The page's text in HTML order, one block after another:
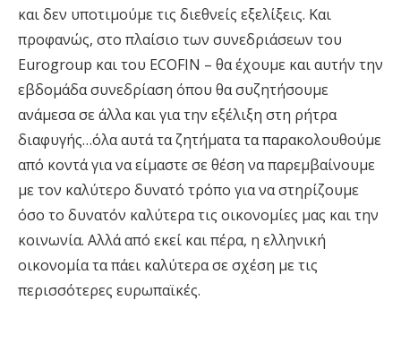
και δεν υποτιμούμε τις διεθνείς εξελίξεις. Και
προφανώς, στο πλαίσιο των συνεδριάσεων του
Eurogroup και του ECOFIN – θα έχουμε και αυτήν την
εβδομάδα συνεδρίαση όπου θα συζητήσουμε
ανάμεσα σε άλλα και για την εξέλιξη στη ρήτρα
διαφυγής…όλα αυτά τα ζητήματα τα παρακολουθούμε
από κοντά για να είμαστε σε θέση να παρεμβαίνουμε
με τον καλύτερο δυνατό τρόπο για να στηρίζουμε
όσο το δυνατόν καλύτερα τις οικονομίες μας και την
κοινωνία. Αλλά από εκεί και πέρα, η ελληνική
οικονομία τα πάει καλύτερα σε σχέση με τις
περισσότερες ευρωπαϊκές.